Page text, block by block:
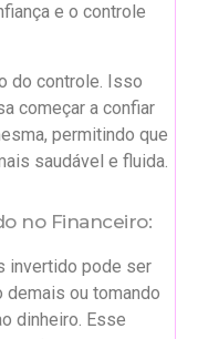
e o controle
do controle. Isso
começar a confiar
permitindo que
saudável e fluida.
no Financeiro:
invertido pode ser
demais ou tomando
dinheiro. Esse